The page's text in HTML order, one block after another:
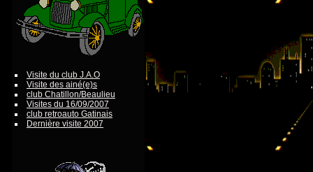
Visite du club J.A.O
Visite des ainé(e)s
club Chatillon/Beaulieu
Visites du 16/09/2007
club retroauto Gatinais
Dernière visite 2007